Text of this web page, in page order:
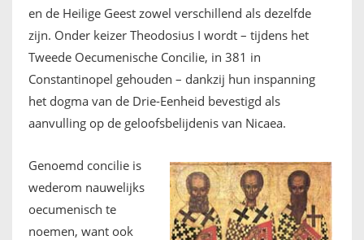
en de Heilige Geest zowel verschillend als dezelfde
zijn. Onder keizer Theodosius I wordt – tijdens het
Tweede Oecumenische Concilie, in 381 in
Constantinopel gehouden – dankzij hun inspanning
het dogma van de Drie-Eenheid bevestigd als
aanvulling op de geloofsbelijdenis van Nicaea.
Genoemd concilie is
wederom nauwelijks
oecumenisch te
noemen, want ook